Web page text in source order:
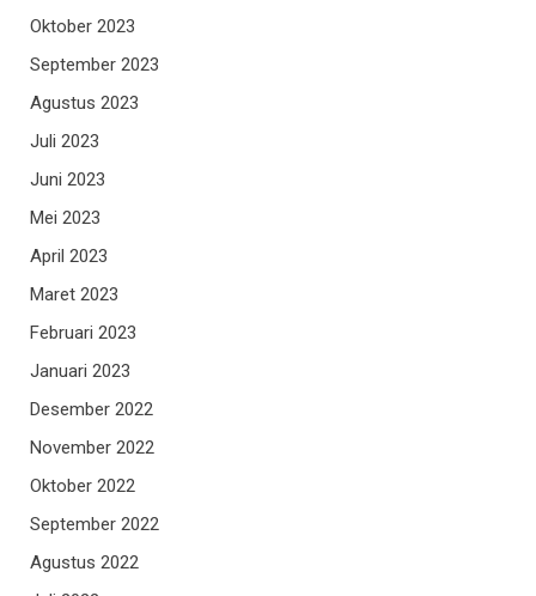
Oktober 2023
September 2023
Agustus 2023
Juli 2023
Juni 2023
Mei 2023
April 2023
Maret 2023
Februari 2023
Januari 2023
Desember 2022
November 2022
Oktober 2022
September 2022
Agustus 2022